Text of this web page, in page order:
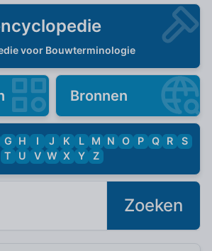
voor Bouwterminologie
Bronnen
G H I J K L M N O P Q R
S
T
U V W X Y Z
Zoeken